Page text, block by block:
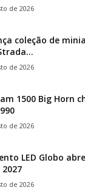
de 2026
coleção de
de 2026
1500 Big Horn
de 2026
LED Globo
de 2026